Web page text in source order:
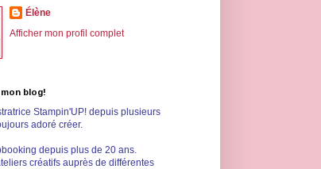
Élène
Afficher mon profil complet
blog!
Stampin'UP! depuis plusieurs
adoré créer.
depuis plus de 20 ans.
créatifs auprès de différentes